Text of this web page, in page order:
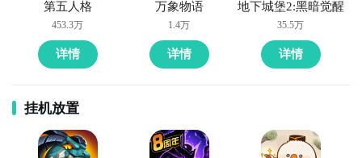
第五人格
453.3万
详情
万象物语
1.4万
详情
地下城堡2:黑暗觉醒
35.5万
详情
挂机放置